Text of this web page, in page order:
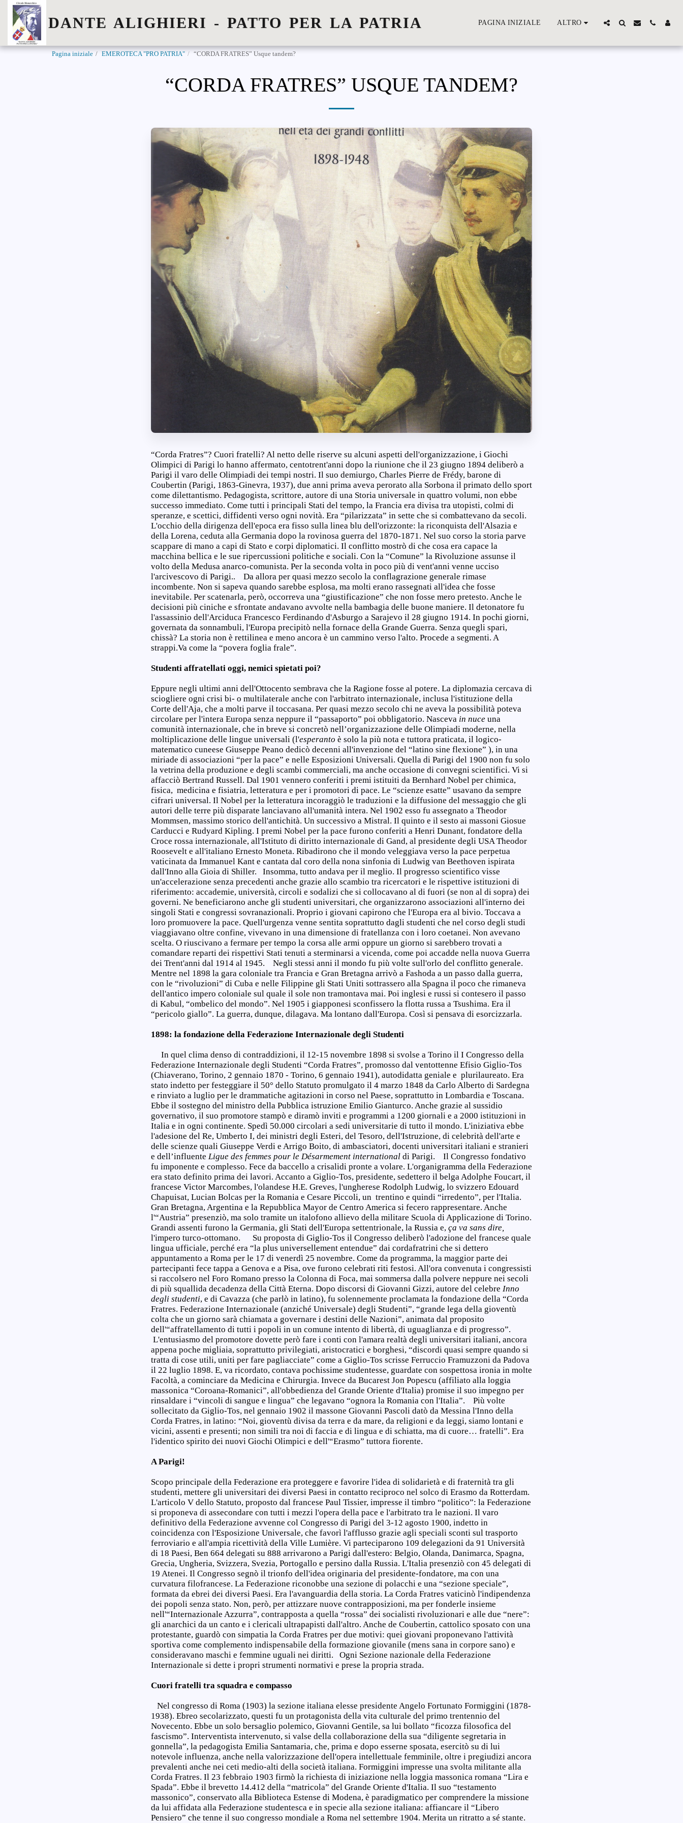
DANTE ALIGHIERI - PATTO PER LA PATRIA PAGINA INIZIALE ALTRO
Pagina iniziale EMEROTECA "PRO PATRIA" “CORDA FRATRES” Usque tandem?
“CORDA FRATRES” USQUE TANDEM?
“Corda Fratres”? Cuori fratelli? Al netto delle riserve su alcuni aspetti dell'organizzazione, i Giochi
Olimpici di Parigi lo hanno affermato, centotrent'anni dopo la riunione che il 23 giugno 1894 deliberò a
Parigi il varo delle Olimpiadi dei tempi nostri. Il suo demiurgo, Charles Pierre de Frédy, barone di
Coubertin (Parigi, 1863-Ginevra, 1937), due anni prima aveva perorato alla Sorbona il primato dello sport
come dilettantismo. Pedagogista, scrittore, autore di una Storia universale in quattro volumi, non ebbe
successo immediato. Come tutti i principali Stati del tempo, la Francia era divisa tra utopisti, colmi di
speranze, e scettici, diffidenti verso ogni novità. Era “pilarizzata” in sette che si combattevano da secoli.
L'occhio della dirigenza dell'epoca era fisso sulla linea blu dell'orizzonte: la riconquista dell'Alsazia e
della Lorena, ceduta alla Germania dopo la rovinosa guerra del 1870-1871. Nel suo corso la storia parve
scappare di mano a capi di Stato e corpi diplomatici. Il conflitto mostrò di che cosa era capace la
macchina bellica e le sue ripercussioni politiche e sociali. Con la “Comune” la Rivoluzione assunse il
volto della Medusa anarco-comunista. Per la seconda volta in poco più di vent'anni venne ucciso
l'arcivescovo di Parigi.. Da allora per quasi mezzo secolo la conflagrazione generale rimase
incombente. Non si sapeva quando sarebbe esplosa, ma molti erano rassegnati all'idea che fosse
inevitabile. Per scatenarla, però, occorreva una “giustificazione” che non fosse mero pretesto. Anche le
decisioni più ciniche e sfrontate andavano avvolte nella bambagia delle buone maniere. Il detonatore fu
l'assassinio dell'Arciduca Francesco Ferdinando d'Asburgo a Sarajevo il 28 giugno 1914. In pochi giorni,
governata da sonnambuli, l'Europa precipitò nella fornace della Grande Guerra. Senza quegli spari,
chissà? La storia non è rettilinea e meno ancora è un cammino verso l'alto. Procede a segmenti. A
strappi.Va come la “povera foglia frale”.
Studenti affratellati oggi, nemici spietati poi?
Eppure negli ultimi anni dell'Ottocento sembrava che la Ragione fosse al potere. La diplomazia cercava di
sciogliere ogni crisi bi- o multilaterale anche con l'arbitrato internazionale, inclusa l'istituzione della
Corte dell'Aja, che a molti parve il toccasana. Per quasi mezzo secolo chi ne aveva la possibilità poteva
circolare per l'intera Europa senza neppure il “passaporto” poi obbligatorio. Nasceva in nuce una
comunità internazionale, che in breve si concretò nell’organizzazione delle Olimpiadi moderne, nella
moltiplicazione delle lingue universali (l'esperanto è solo la più nota e tuttora praticata, il logico-
matematico cuneese Giuseppe Peano dedicò decenni all'invenzione del “latino sine flexione” ), in una
miriade di associazioni “per la pace” e nelle Esposizioni Universali. Quella di Parigi del 1900 non fu solo
la vetrina della produzione e degli scambi commerciali, ma anche occasione di convegni scientifici. Vi si
affacciò Bertrand Russell. Dal 1901 vennero conferiti i premi istituiti da Bernhard Nobel per chimica,
fisica, medicina e fisiatria, letteratura e per i promotori di pace. Le “scienze esatte” usavano da sempre
cifrari universal. Il Nobel per la letteratura incoraggiò le traduzioni e la diffusione del messaggio che gli
autori delle terre più disparate lanciavano all'umanità intera. Nel 1902 esso fu assegnato a Theodor
Mommsen, massimo storico dell'antichità. Un successivo a Mistral. Il quinto e il sesto ai massoni Giosue
Carducci e Rudyard Kipling. I premi Nobel per la pace furono conferiti a Henri Dunant, fondatore della
Croce rossa internazionale, all'Istituto di diritto internazionale di Gand, al presidente degli USA Theodor
Roosevelt e all'italiano Ernesto Moneta. Ribadirono che il mondo veleggiava verso la pace perpetua
vaticinata da Immanuel Kant e cantata dal coro della nona sinfonia di Ludwig van Beethoven ispirata
dall'Inno alla Gioia di Shiller. Insomma, tutto andava per il meglio. Il progresso scientifico visse
un'accelerazione senza precedenti anche grazie allo scambio tra ricercatori e le rispettive istituzioni di
riferimento: accademie, università, circoli e sodalizi che si collocavano al di fuori (se non al di sopra) dei
governi. Ne beneficiarono anche gli studenti universitari, che organizzarono associazioni all'interno dei
singoli Stati e congressi sovranazionali. Proprio i giovani capirono che l'Europa era al bivio. Toccava a
loro promuovere la pace. Quell'urgenza venne sentita soprattutto dagli studenti che nel corso degli studi
viaggiavano oltre confine, vivevano in una dimensione di fratellanza con i loro coetanei. Non avevano
scelta. O riuscivano a fermare per tempo la corsa alle armi oppure un giorno si sarebbero trovati a
comandare reparti dei rispettivi Stati tenuti a sterminarsi a vicenda, come poi accadde nella nuova Guerra
dei Trent'anni dal 1914 al 1945. Negli stessi anni il mondo fu più volte sull'orlo del conflitto generale.
Mentre nel 1898 la gara coloniale tra Francia e Gran Bretagna arrivò a Fashoda a un passo dalla guerra,
con le “rivoluzioni” di Cuba e nelle Filippine gli Stati Uniti sottrassero alla Spagna il poco che rimaneva
dell'antico impero coloniale sul quale il sole non tramontava mai. Poi inglesi e russi si contesero il passo
di Kabul, “ombelico del mondo”. Nel 1905 i giapponesi sconfissero la flotta russa a Tsushima. Era il
“pericolo giallo”. La guerra, dunque, dilagava. Ma lontano dall'Europa. Così si pensava di esorcizzarla.
1898: la fondazione della Federazione Internazionale degli Studenti
In quel clima denso di contraddizioni, il 12-15 novembre 1898 si svolse a Torino il I Congresso della
Federazione Internazionale degli Studenti “Corda Fratres”, promosso dal ventottenne Efisio Giglio-Tos
(Chiaverano, Torino, 2 gennaio 1870 - Torino, 6 gennaio 1941), autodidatta geniale e plurilaureato. Era
stato indetto per festeggiare il 50° dello Statuto promulgato il 4 marzo 1848 da Carlo Alberto di Sardegna
e rinviato a luglio per le drammatiche agitazioni in corso nel Paese, soprattutto in Lombardia e Toscana.
Ebbe il sostegno del ministro della Pubblica istruzione Emilio Gianturco. Anche grazie al sussidio
governativo, il suo promotore stampò e diramò inviti e programmi a 1200 giornali e a 2000 istituzioni in
Italia e in ogni continente. Spedì 50.000 circolari a sedi universitarie di tutto il mondo. L'iniziativa ebbe
l'adesione del Re, Umberto I, dei ministri degli Esteri, del Tesoro, dell'Istruzione, di celebrità dell'arte e
delle scienze quali Giuseppe Verdi e Arrigo Boito, di ambasciatori, docenti universitari italiani e stranieri
e dell’influente Ligue des femmes pour le Désarmement international di Parigi. Il Congresso fondativo
fu imponente e complesso. Fece da baccello a crisalidi pronte a volare. L'organigramma della Federazione
era stato definito prima dei lavori. Accanto a Giglio-Tos, presidente, sedettero il belga Adolphe Foucart, il
francese Victor Marcombes, l'olandese H.E. Greves, l'ungherese Rodolph Ludwig, lo svizzero Edouard
Chapuisat, Lucian Bolcas per la Romania e Cesare Piccoli, un trentino e quindi “irredento”, per l'Italia.
Gran Bretagna, Argentina e la Repubblica Mayor de Centro America si fecero rappresentare. Anche
l'“Austria” presenziò, ma solo tramite un italofono allievo della militare Scuola di Applicazione di Torino.
Grandi assenti furono la Germania, gli Stati dell'Europa settentrionale, la Russia e, ça va sans dire,
l'impero turco-ottomano. Su proposta di Giglio-Tos il Congresso deliberò l'adozione del francese quale
lingua ufficiale, perché era “la plus universellement entendue” dai cordafratrini che si dettero
appuntamento a Roma per le 17 di venerdì 25 novembre. Come da programma, la maggior parte dei
partecipanti fece tappa a Genova e a Pisa, ove furono celebrati riti festosi. All'ora convenuta i congressisti
si raccolsero nel Foro Romano presso la Colonna di Foca, mai sommersa dalla polvere neppure nei secoli
di più squallida decadenza della Città Eterna. Dopo discorsi di Giovanni Gizzi, autore del celebre Inno
degli studenti, e di Cavazza (che parlò in latino), fu solennemente proclamata la fondazione della “Corda
Fratres. Federazione Internazionale (anziché Universale) degli Studenti”, “grande lega della gioventù
colta che un giorno sarà chiamata a governare i destini delle Nazioni”, animata dal proposito
dell'“affratellamento di tutti i popoli in un comune intento di libertà, di uguaglianza e di progresso”.
L'entusiasmo del promotore dovette però fare i conti con l'amara realtà degli universitari italiani, ancora
appena poche migliaia, soprattutto privilegiati, aristocratici e borghesi, “discordi quasi sempre quando si
tratta di cose utili, uniti per fare pagliacciate” come a Giglio-Tos scrisse Ferruccio Framuzzoni da Padova
il 22 luglio 1898. E, va ricordato, contava pochissime studentesse, guardate con sospettosa ironia in molte
Facoltà, a cominciare da Medicina e Chirurgia. Invece da Bucarest Jon Popescu (affiliato alla loggia
massonica “Coroana-Romanici”, all'obbedienza del Grande Oriente d'Italia) promise il suo impegno per
rinsaldare i “vincoli di sangue e lingua” che legavano “ognora la Romania con l'Italia”. Più volte
sollecitato da Giglio-Tos, nel gennaio 1902 il massone Giovanni Pascoli datò da Messina l'Inno della
Corda Fratres, in latino: “Noi, gioventù divisa da terra e da mare, da religioni e da leggi, siamo lontani e
vicini, assenti e presenti; non simili tra noi di faccia e di lingua e di schiatta, ma di cuore… fratelli”. Era
l'identico spirito dei nuovi Giochi Olimpici e dell'“Erasmo” tuttora fiorente.
A Parigi!
Scopo principale della Federazione era proteggere e favorire l'idea di solidarietà e di fraternità tra gli
studenti, mettere gli universitari dei diversi Paesi in contatto reciproco nel solco di Erasmo da Rotterdam.
L'articolo V dello Statuto, proposto dal francese Paul Tissier, impresse il timbro “politico”: la Federazione
si proponeva di assecondare con tutti i mezzi l'opera della pace e l'arbitrato tra le nazioni. Il varo
definitivo della Federazione avvenne col Congresso di Parigi del 3-12 agosto 1900, indetto in
coincidenza con l'Esposizione Universale, che favorì l'afflusso grazie agli speciali sconti sul trasporto
ferroviario e all'ampia ricettività della Ville Lumière. Vi parteciparono 109 delegazioni da 91 Università
di 18 Paesi, Ben 664 delegati su 888 arrivarono a Parigi dall'estero: Belgio, Olanda, Danimarca, Spagna,
Grecia, Ungheria, Svizzera, Svezia, Portogallo e persino dalla Russia. L'Italia presenziò con 45 delegati di
19 Atenei. Il Congresso segnò il trionfo dell'idea originaria del presidente-fondatore, ma con una
curvatura filofrancese. La Federazione riconobbe una sezione di polacchi e una “sezione speciale”,
formata da ebrei dei diversi Paesi. Era l'avanguardia della storia. La Corda Fratres vaticinò l'indipendenza
dei popoli senza stato. Non, però, per attizzare nuove contrapposizioni, ma per fonderle insieme
nell'“Internazionale Azzurra”, contrapposta a quella “rossa” dei socialisti rivoluzionari e alle due “nere”:
gli anarchici da un canto e i clericali ultrapapisti dall'altro. Anche de Coubertin, cattolico sposato con una
protestante, guardò con simpatia la Corda Fratres per due motivi: quei giovani proponevano l'attività
sportiva come complemento indispensabile della formazione giovanile (mens sana in corpore sano) e
consideravano maschi e femmine uguali nei diritti. Ogni Sezione nazionale della Federazione
Internazionale si dette i propri strumenti normativi e prese la propria strada.
Cuori fratelli tra squadra e compasso
Nel congresso di Roma (1903) la sezione italiana elesse presidente Angelo Fortunato Formiggini (1878-
1938). Ebreo secolarizzato, questi fu un protagonista della vita culturale del primo trentennio del
Novecento. Ebbe un solo bersaglio polemico, Giovanni Gentile, sa lui bollato “ficozza filosofica del
fascismo”. Interventista intervenuto, si valse della collaborazione della sua “diligente segretaria in
gonnella”, la pedagogista Emilia Santamaria, che, prima e dopo esserne sposata, esercitò su di lui
notevole influenza, anche nella valorizzazione dell'opera intellettuale femminile, oltre i pregiudizi ancora
prevalenti anche nei ceti medio-alti della società italiana. Formiggini impresse una svolta militante alla
Corda Fratres. Il 23 febbraio 1903 firmò la richiesta di iniziazione nella loggia massonica romana “Lira e
Spada”. Ebbe il brevetto 14.412 della “matricola” del Grande Oriente d'Italia. Il suo “testamento
massonico”, conservato alla Biblioteca Estense di Modena, è paradigmatico per comprendere la missione
da lui affidata alla Federazione studentesca e in specie alla sezione italiana: affiancare il “Libero
Pensiero” che tenne il suo congresso mondiale a Roma nel settembre 1904. Merita un ritratto a sé stante.